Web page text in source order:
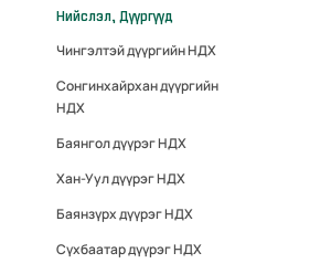
Нийслэл, Дүүргүүд
Чингэлтэй дүүргийн НДХ
Сонгинхайрхан дүүргийн
НДХ
Баянгол дүүрэг НДХ
Хан-Уул дүүрэг НДХ
Баянзүрх дүүрэг НДХ
Сүхбаатар дүүрэг НДХ